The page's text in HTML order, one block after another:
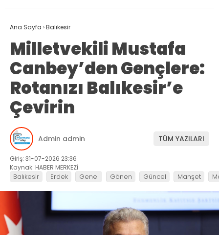
Ana Sayfa ›Balıkesir
Milletvekili Mustafa
Canbey’den Gençlere:
Rotanızı Balıkesir’e
Çevirin
Admin admin TÜM YAZILARI
Giriş: 31-07-2026 23:36
Kaynak: HABER MERKEZİ
Balıkesir Erdek Genel Gönen Güncel Manşet